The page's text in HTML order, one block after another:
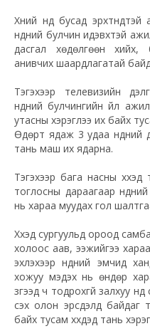
Хүний нүд бусад
нүдний булчин идэвхтэй
дасгал хөдөлгөөн
анивчих шаардлагатай
Тэгэхээр телевизийн
нүдний булчингийн үйл
утасны хэрэглээ их байх
Өдөрт ядаж 3 удаа нүдний
тань маш их ядарна.
Тэгэхээр бага насны
тоглосны дараагаар
нь хараа муудах гол
Хүүхэд сургуульд ороод
холоос аав, ээжийгээ
эхлэхээр нүдний эмчид
хожуу мэдэх нь өндөр
зүүгээд ч тодрохгүй залхуу
үүсэх олон эрсдэлүүд
байх тусам хүүхдэд тань